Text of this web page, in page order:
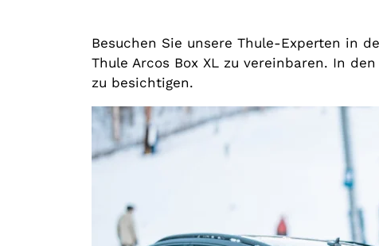
Besuchen Sie unsere Thule-Experten in
Thule Arcos Box XL zu vereinbaren. In
zu besichtigen.